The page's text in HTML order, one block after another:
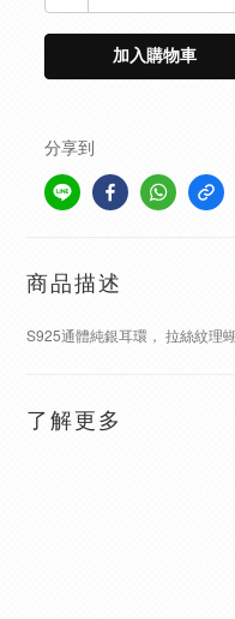
加入購物車
分享到
商品描述
S925通體純銀耳環， 拉絲紋理
了解更多